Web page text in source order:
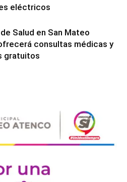
eléctricos
Salud en San Mateo
consultas médicas y
gratuitos